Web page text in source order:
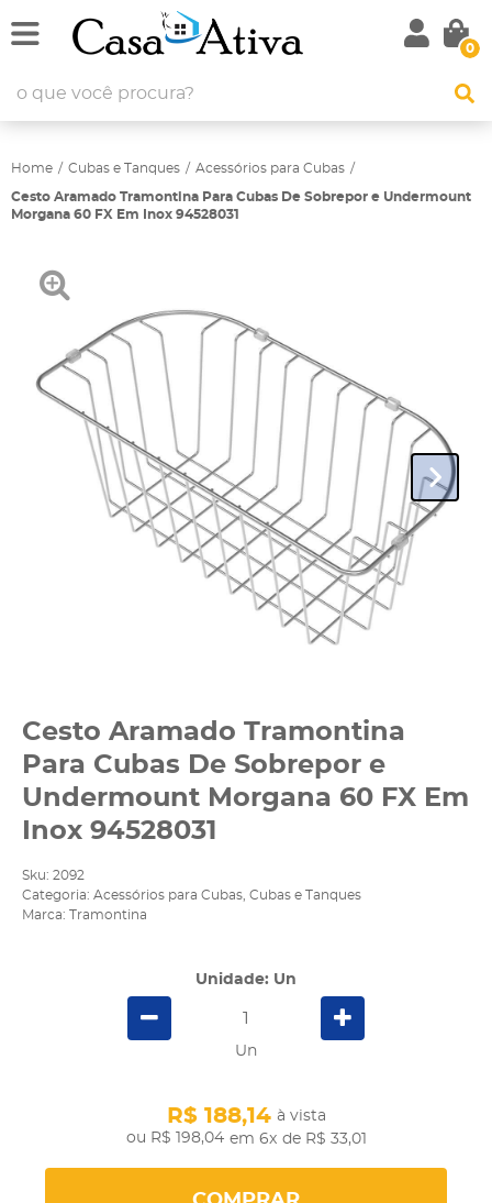
0
Home Cubas e Tanques Acessórios para Cubas
Cesto Aramado Tramontina Para Cubas De Sobrepor e Undermount
Morgana 60 FX Em Inox 94528031
Cesto Aramado Tramontina
Para Cubas De Sobrepor e
Undermount Morgana 60 FX Em
Inox 94528031
Sku: 2092
Categoria: Acessórios para Cubas Cubas e Tanques
Marca:
Tramontina
Unidade: Un
Un
R$ 198,04
R$ 188,14 à vista
em 6x de R$ 33,01